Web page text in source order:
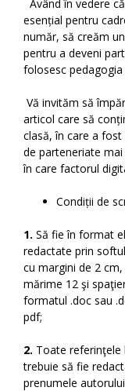
Având în vedere
esențial pentru
număr, să creăm
pentru a deveni
folosesc pedagogia
Vă invităm să
articol care să
clasă, în care a
de parteneriate
în care factorul
Condiții de
1. Să fie în format
redactate prin
cu margini de 2
mărime 12 şi
formatul .doc sau
pdf;
2. Toate referinţele
trebuie să fie
prenumele